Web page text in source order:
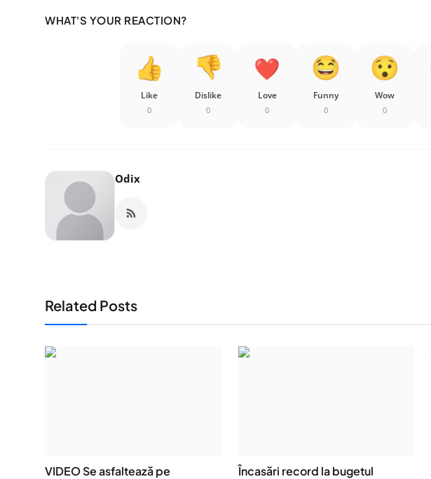
WHAT'S YOUR REACTION?
Like
0
Dislike
0
Love
0
Funny
0
Wow
0
Odix
Related Posts
VIDEO Se asfaltează pe
Încasări record la bugetul